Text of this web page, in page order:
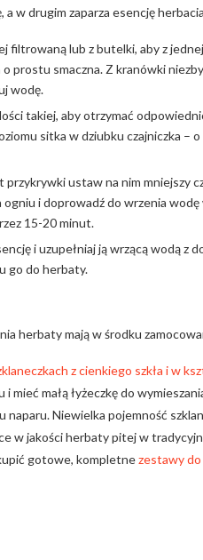
w drugim zaparza esencję
filtrowaną lub z butelki, aby z
prostu smaczna. Z kranówki
wodę.
takiej, aby otrzymać
sitka w dziubku czajniczka –
ustaw na nim mniejszy
i doprowadź do wrzenia
15-20 minut.
i uzupełniaj ją wrzącą wodą z
go do herbaty.
herbaty mają w środku
z cienkiego szkła i w
małą łyżeczkę do
Niewielka pojemność
w jakości herbaty pitej w
gotowe, kompletnezestawy